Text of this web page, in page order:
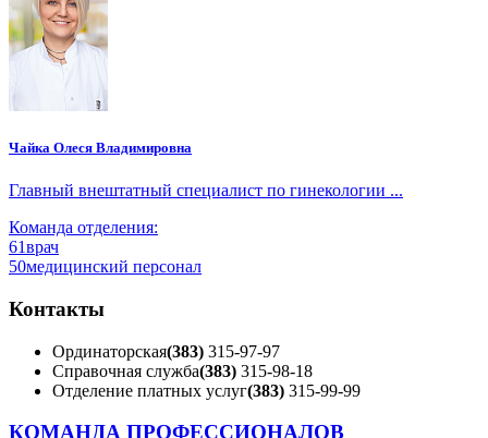
Чайка Олеся Владимировна
Главный внештатный специалист по гинекологии ...
Команда отделения:
61врач
50медицинский персонал
Контакты
Ординаторская(383) 315-97-97
Справочная служба(383) 315-98-18
Отделение платных услуг(383) 315-99-99
КОМАНДА ПРОФЕССИОНАЛОВ